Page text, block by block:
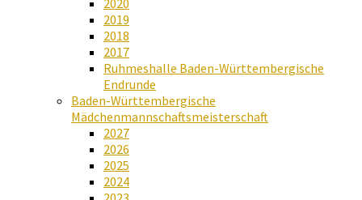
2020
2019
2018
2017
Ruhmeshalle Baden-Württembergische
Endrunde
Baden-Württembergische
Mädchenmannschaftsmeisterschaft
2027
2026
2025
2024